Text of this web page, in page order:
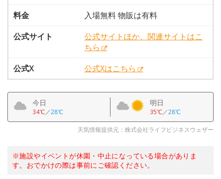
料金
入場無料 物販は有料
公式サイト
公式サイトほか、関連サイトはこ
ちら
公式X
公式Xはこちら
今日
34℃／28℃
明日
35℃／28℃
天気情報提供元：株式会社ライフビジネスウェザー
※施設やイベントが休園・中止になっている場合がありま
す。おでかけの際は事前にご確認ください。